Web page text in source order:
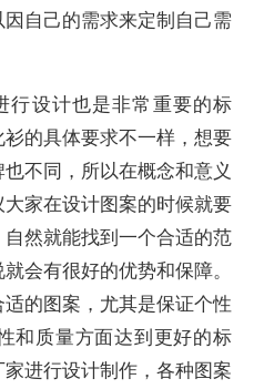
自己的需求来定制自己需
行设计也是非常重要的标
的具体要求不一样，想要
不同，所以在概念和意义
家在设计图案的时候就要
然就能找到一个合适的范
会有很好的优势和保障。
的图案，尤其是保证个性
和质量方面达到更好的标
进行设计制作，各种图案